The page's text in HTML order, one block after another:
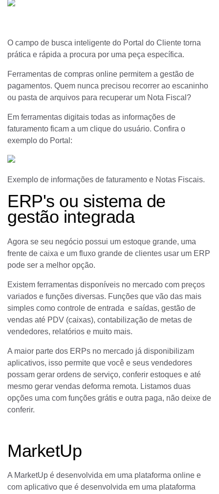
O campo de busca inteligente do Portal do Cliente torna
prática e rápida a procura por uma peça específica.
Ferramentas de compras online permitem a gestão de
pagamentos. Quem nunca precisou recorrer ao escaninho
ou pasta de arquivos para recuperar um Nota Fiscal?
Em ferramentas digitais todas as informações de
faturamento ficam a um clique do usuário. Confira o
exemplo do Portal:
Exemplo de informações de faturamento e Notas Fiscais.
ERP's ou sistema de
gestão integrada
Agora se seu negócio possui um estoque grande, uma
frente de caixa e um fluxo grande de clientes usar um ERP
pode ser a melhor opção.
Existem ferramentas disponíveis no mercado com preços
variados e funções diversas. Funções que vão das mais
simples como controle de entrada e saídas, gestão de
vendas até PDV (caixas), contabilização de metas de
vendedores, relatórios e muito mais.
A maior parte dos ERPs no mercado já disponibilizam
aplicativos, isso permite que você e seus vendedores
possam gerar ordens de serviço, conferir estoques e até
mesmo gerar vendas deforma remota. Listamos duas
opções uma com funções grátis e outra paga, não deixe de
conferir.
MarketUp
A MarketUp é desenvolvida em uma plataforma online e
com aplicativo que é desenvolvida em uma plataforma